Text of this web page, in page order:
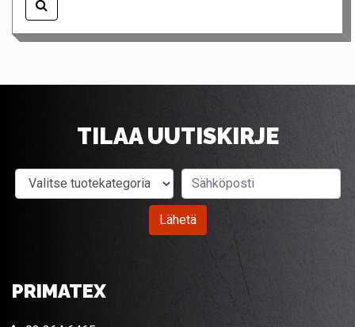
TILAA UUTISKIRJE
Valitse tuotekategoria
Lähetä
PRIMATEX